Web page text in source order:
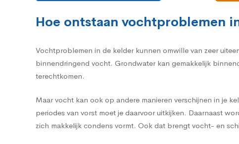
Hoe ontstaan vochtproblemen
Vochtproblemen in de kelder kunnen omwille van zeer
binnendringend vocht. Grondwater kan gemakkelijk
terechtkomen.
Maar vocht kan ook op andere manieren verschijnen in je
periodes van vorst moet je daarvoor uitkijken. Daarnaast
zich makkelijk condens vormt. Ook dat brengt vocht- en